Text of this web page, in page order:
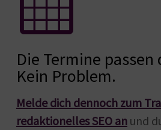
Die Termine passen
Kein Problem.
Melde dich dennoch zum
redaktionelles SEO anund